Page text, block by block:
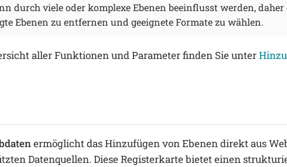
durch viele oder komplexe Ebenen beeinflusst werden,
Ebenen zu entfernen und geeignete Formate zu wählen.
aller Funktionen und Parameter finden Sie unter
ermöglicht das Hinzufügen von Ebenen direkt aus
Datenquellen. Diese Registerkarte bietet einen